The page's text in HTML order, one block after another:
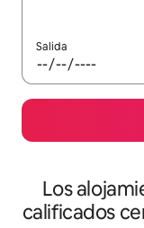
Salida
Los
calificados